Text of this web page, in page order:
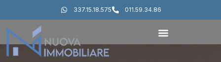
337.15.18.575 011.59.34.86